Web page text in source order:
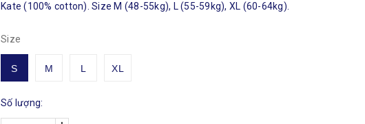
Kate (100% cotton). Size M (48-55kg), L (55-59kg), XL (60-64kg).
Size
S M L XL
Số lượng: